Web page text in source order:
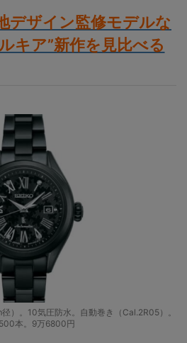
デザイン監修モデルな
キア”新作を見比べる
）。10気圧防水。自動巻き（Cal.2R05）。
本。9万6800円